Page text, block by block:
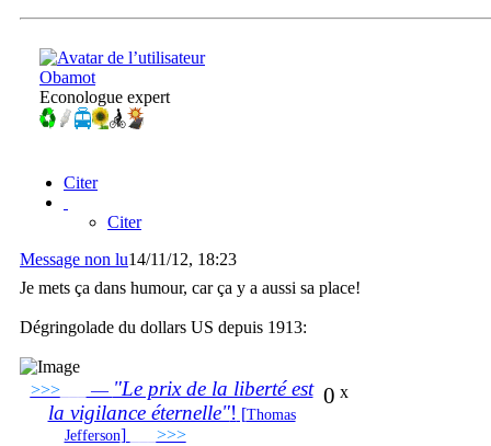
Obamot
Econologue expert
Citer
Citer
Message non lu14/11/12, 18:23
Je mets ça dans humour, car ça y a aussi sa place!
Dégringolade du dollars US depuis 1913:
0 x
>>>___ — "Le prix de la liberté est
la vigilance éternelle"! [Thomas
Jefferson] >>>______________________________